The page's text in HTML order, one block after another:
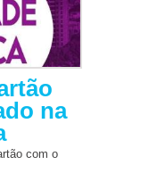
na
com o